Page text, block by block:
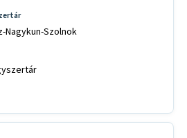
Nagykun-Szolnok